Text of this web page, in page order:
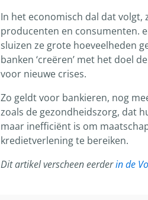
In het economisch dal dat
producenten en consumenten.
sluizen ze grote hoeveelheden
banken ‘creëren’ met het doel
voor nieuwe crises.
Zo geldt voor bankieren, nog
zoals de gezondheidszorg, dat
maar inefficiënt is om
kredietverlening te bereiken.
Dit artikel verscheen eerderin de